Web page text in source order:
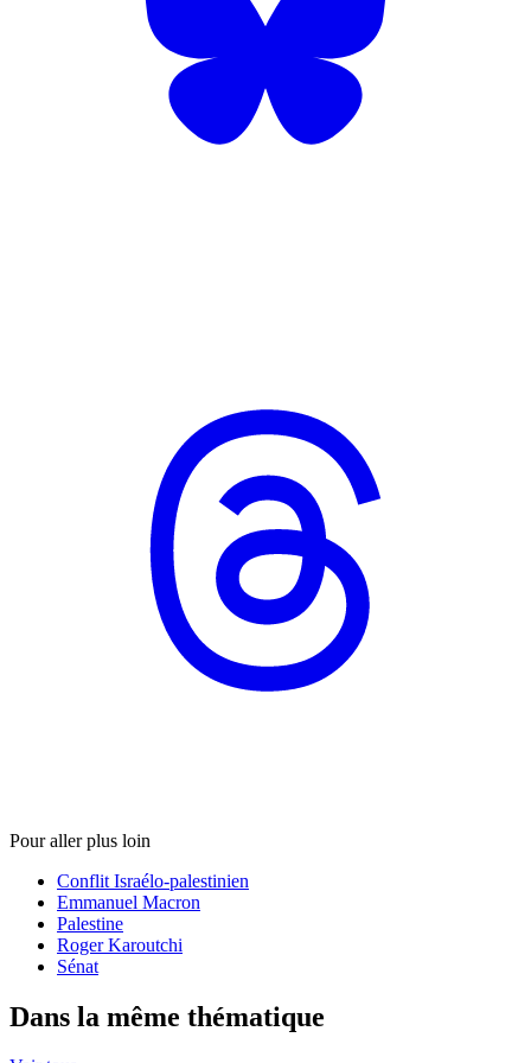
Pour aller plus loin
Conflit Israélo-palestinien
Emmanuel Macron
Palestine
Roger Karoutchi
Sénat
Dans la même thématique